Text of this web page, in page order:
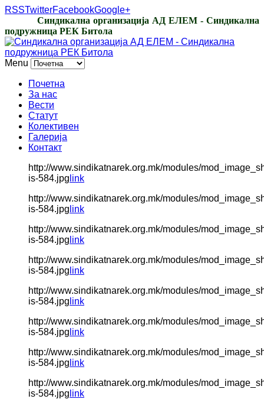
RSSTwitterFacebookGoogle+
Синдикална организација АД ЕЛЕМ - Синдикална
подружница РЕК Битола
Menu
Почетна
За нас
Вести
Статут
Колективен
Галерија
Контакт
http://www.sindikatnarek.org.mk/modules/
is-584.jpg link
http://www.sindikatnarek.org.mk/modules/
is-584.jpg link
http://www.sindikatnarek.org.mk/modules/
is-584.jpg link
http://www.sindikatnarek.org.mk/modules/
is-584.jpg link
http://www.sindikatnarek.org.mk/modules/
is-584.jpg link
http://www.sindikatnarek.org.mk/modules/
is-584.jpg link
http://www.sindikatnarek.org.mk/modules/
is-584.jpg link
http://www.sindikatnarek.org.mk/modules/
is-584.jpg link